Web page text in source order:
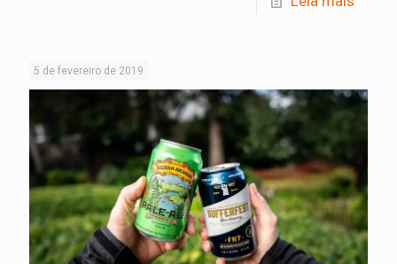
5 de fevereiro de 2019